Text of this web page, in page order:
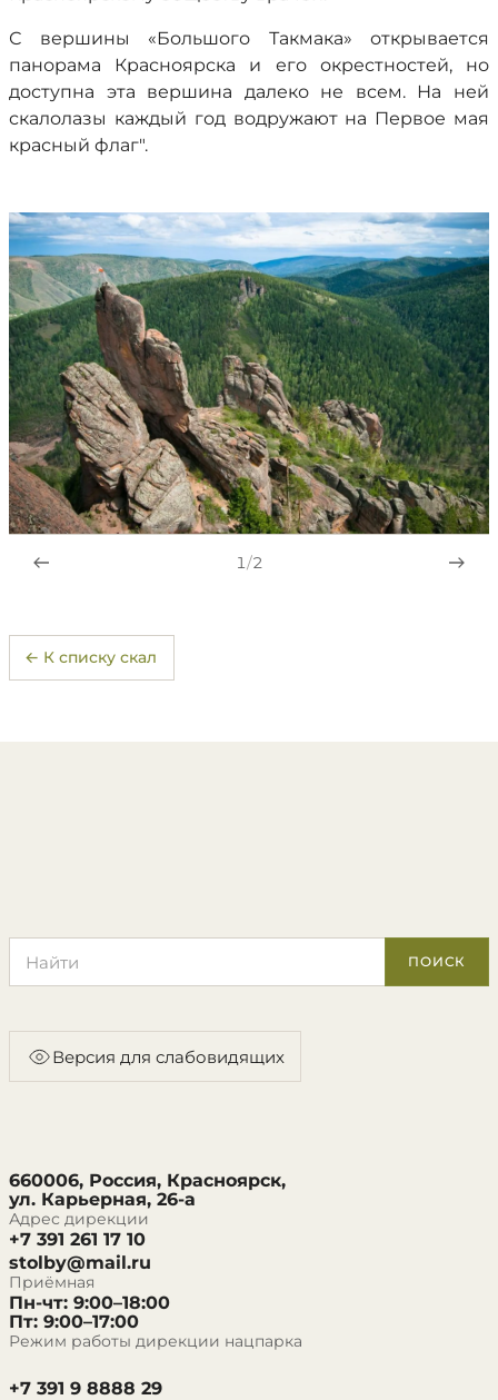
С вершины «Большого Такмака» открывается
панорама Красноярска и его окрестностей, но
доступна эта вершина далеко не всем. На ней
скалолазы каждый год водружают на Первое мая
красный флаг".
1/2
← К списку скал
ПОИСК
Версия для слабовидящих
660006, Россия, Красноярск,
ул. Карьерная, 26-а
Адрес дирекции
+7 391 261 17 10
stolby@mail.ru
Приёмная
Пн-чт: 9:00–18:00
Пт: 9:00–17:00
Режим работы дирекции нацпарка
+7 391 9 8888 29